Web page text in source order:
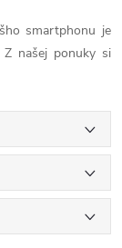
smartphonu je
Z našej ponuky si